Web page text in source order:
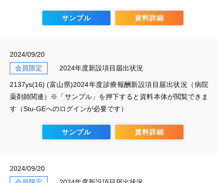
サンプル 資料詳細
2024/09/20
会員限定
2024年度新設項目届出状況
2137ys(16) (富山県)2024年度診療報酬新設項目届出状況（病院
薬剤師関連）※「サンプル」を押下すると資料本体が閲覧できま
す（Stu-GEへのログインが必要です）
サンプル 資料詳細
2024/09/20